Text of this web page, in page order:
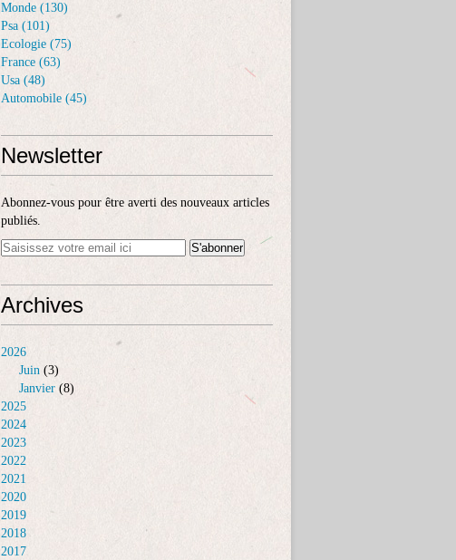
Monde (130)
Psa (101)
Ecologie (75)
France (63)
Usa (48)
Automobile (45)
Newsletter
Abonnez-vous pour être averti des nouveaux articles
publiés.
Archives
2026
Juin (3)
Janvier (8)
2025
2024
2023
2022
2021
2020
2019
2018
2017